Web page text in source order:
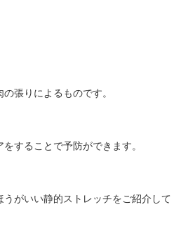
張りによるものです。
することで予防ができます。
うがいい静的ストレッチをご紹介して